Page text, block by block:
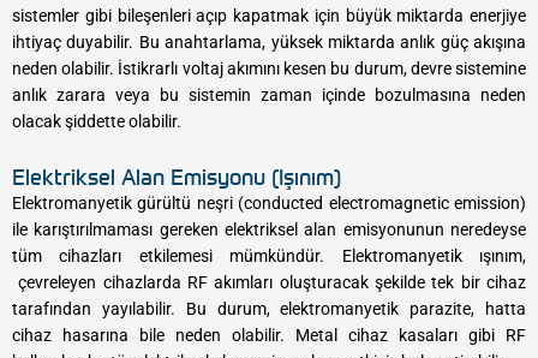
sistemler gibi bileşenleri açıp kapatmak için büyük miktarda enerjiye
ihtiyaç duyabilir. Bu anahtarlama, yüksek miktarda anlık güç akışına
neden olabilir. İstikrarlı voltaj akımını kesen bu durum, devre sistemine
anlık zarara veya bu sistemin zaman içinde bozulmasına neden
olacak şiddette olabilir.
Elektriksel Alan Emisyonu (Işınım)
Elektromanyetik gürültü neşri (conducted electromagnetic emission)
ile karıştırılmaması gereken elektriksel alan emisyonunun neredeyse
tüm cihazları etkilemesi mümkündür. Elektromanyetik ışınım,
çevreleyen cihazlarda RF akımları oluşturacak şekilde tek bir cihaz
tarafından yayılabilir. Bu durum, elektromanyetik parazite, hatta
cihaz hasarına bile neden olabilir. Metal cihaz kasaları gibi RF